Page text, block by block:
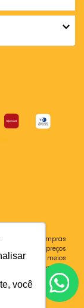
você
para compras
que os preços
em outros meios
do preço e
de compras.